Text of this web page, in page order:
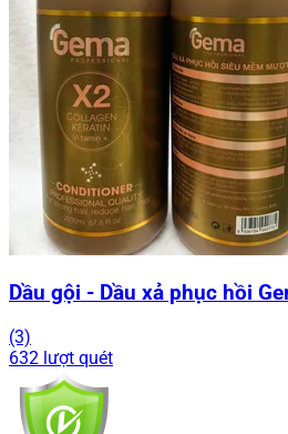
Dầu gội - Dầu xả phục hồi
(3)
632 lượt quét